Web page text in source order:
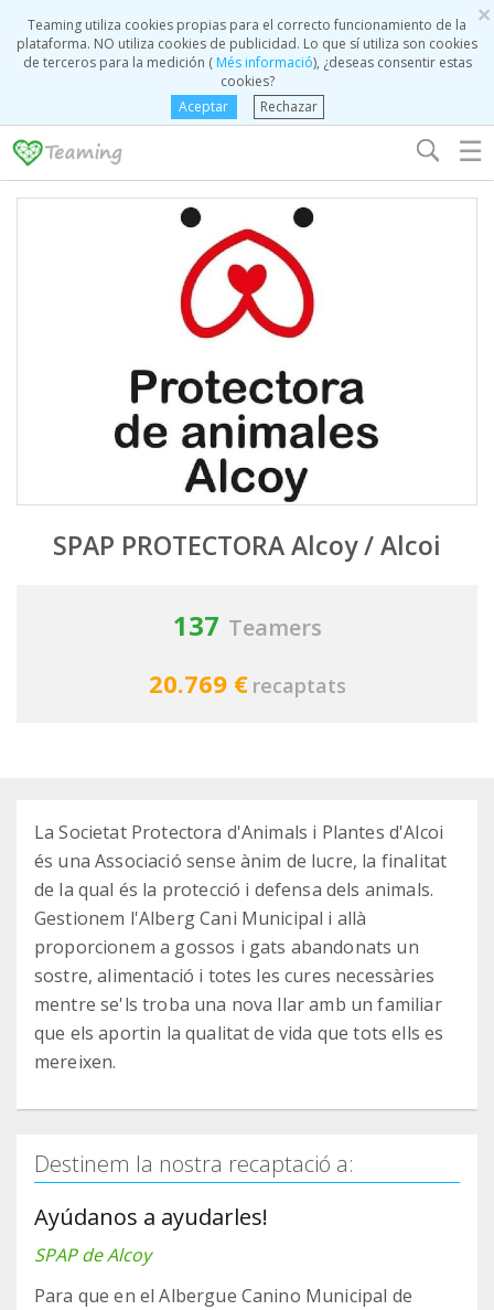
×
Teaming utiliza cookies propias para el correcto funcionamiento de la
plataforma. NO utiliza cookies de publicidad. Lo que sí utiliza son cookies
de terceros para la medición (Més informació), ¿deseas consentir estas
cookies?
Aceptar
Rechazar
☰
SPAP PROTECTORA Alcoy / Alcoi
137 Teamers
20.769 € recaptats
La Societat Protectora d'Animals i Plantes d'Alcoi
és una Associació sense ànim de lucre, la finalitat
de la qual és la protecció i defensa dels animals.
Gestionem l'Alberg Cani Municipal i allà
proporcionem a gossos i gats abandonats un
sostre, alimentació i totes les cures necessàries
mentre se'ls troba una nova llar amb un familiar
que els aportin la qualitat de vida que tots ells es
mereixen.
Destinem la nostra recaptació a:
Ayúdanos a ayudarles!
SPAP de Alcoy
Para que en el Albergue Canino Municipal de